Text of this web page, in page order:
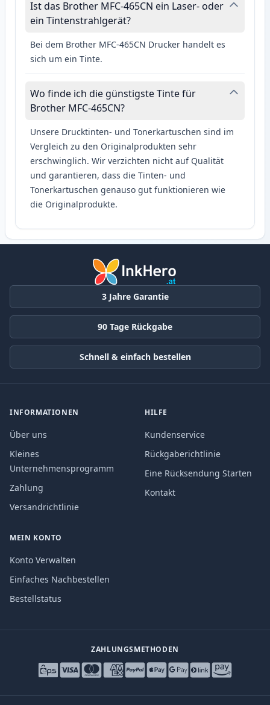
Ist das Brother MFC-465CN ein Laser- oder
ein Tintenstrahlgerät?
Bei dem Brother MFC-465CN Drucker handelt es
sich um ein Tinte.
Wo finde ich die günstigste Tinte für
Brother MFC-465CN?
Unsere Drucktinten- und Tonerkartuschen sind im
Vergleich zu den Originalprodukten sehr
erschwinglich. Wir verzichten nicht auf Qualität
und garantieren, dass die Tinten- und
Tonerkartuschen genauso gut funktionieren wie
die Originalprodukte.
3 Jahre Garantie
90 Tage Rückgabe
Schnell & einfach bestellen
INFORMATIONEN
Über uns
Kleines
Unternehmensprogramm
Zahlung
Versandrichtlinie
HILFE
Kundenservice
Rückgaberichtlinie
Eine Rücksendung Starten
Kontakt
MEIN KONTO
Konto Verwalten
Einfaches Nachbestellen
Bestellstatus
ZAHLUNGSMETHODEN